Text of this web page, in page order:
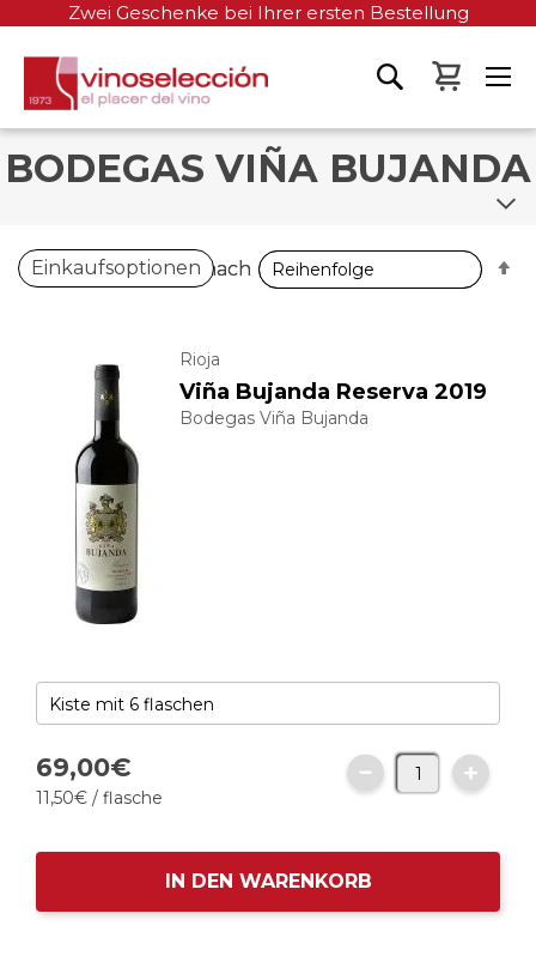
Zwei Geschenke bei Ihrer ersten Bestellung
Mein
BODEGAS VIÑA BUJANDA
Rioja
Viña Bujanda Reserva 2019
Bodegas Viña Bujanda
69,00€
11,50€ / flasche
IN DEN WARENKORB
Einkaufsoptionen
Sortieren nach
Sortieren nach